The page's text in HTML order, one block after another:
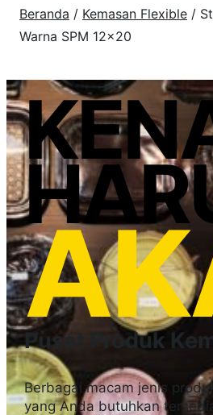
Beranda / Kemasan Flexible /
Warna SPM 12×20
Pusat Produk
Berbagai macam jenis
yang Anda butuhkan